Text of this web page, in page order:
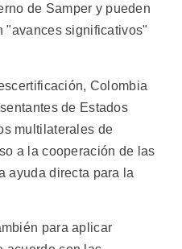
de Samper y pueden
"avances significativos"
Colombia
de Estados
multilaterales de
a la cooperación de las
ayuda directa para la
para aplicar